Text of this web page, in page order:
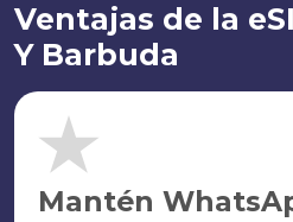
Ventajas de la
Y Barbuda
Mantén